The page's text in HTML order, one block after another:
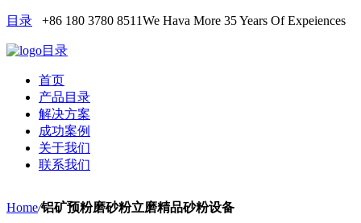
目录 +86 180 3780 8511We Hava More 35 Years Of Expeiences
目录
首页
产品目录
解决方案
成功案例
关于我们
联系我们
Home/铝矿预粉磨砂粉立磨精品砂粉设备